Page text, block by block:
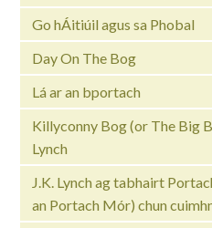
Go hÁitiúil agus sa Phobal
Day On The Bog
Lá ar an bportach
Killyconny Bog (or The Big
Lynch
J.K. Lynch ag tabhairt
an Portach Mór) chun